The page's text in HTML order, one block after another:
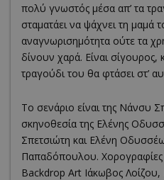
πολύ γνωστός μέσα απ’ τα
σταματάει να ψάχνει τη μαμά
αναγνωρισημότητα ούτε τα
δίνουν χαρά. Είναι σίγουρος,
τραγούδι του θα φτάσει στ’
Το σενάριο είναι της Νάνσυ
σκηνοθεσία της Ελένης
Σπετσιώτη και Ελένη
Παπαδόπουλου.
Backdrop Art Ιάκωβος Λοίζου,